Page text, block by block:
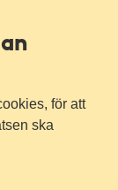
för att
ska